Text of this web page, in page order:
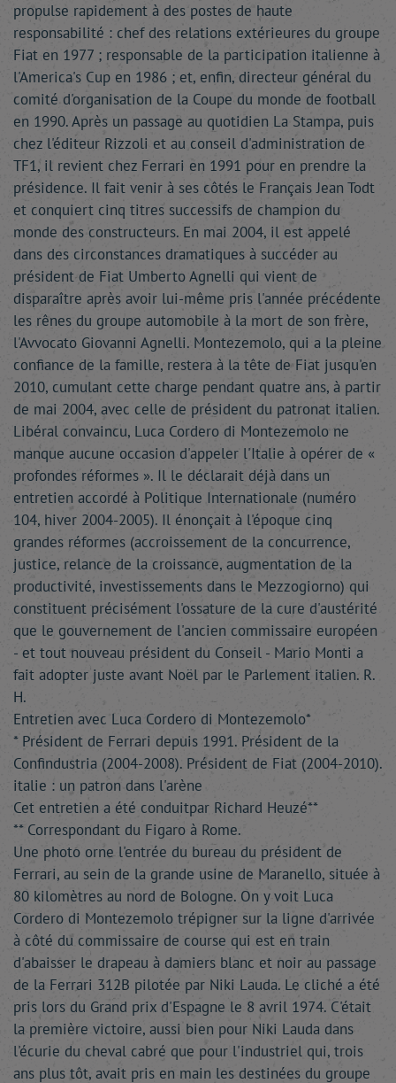
propulse rapidement à des postes de haute
responsabilité : chef des relations extérieures du groupe
Fiat en 1977 ; responsable de la participation italienne à
l'America's Cup en 1986 ; et, enfin, directeur général du
comité d'organisation de la Coupe du monde de football
en 1990. Après un passage au quotidien La Stampa, puis
chez l'éditeur Rizzoli et au conseil d'administration de
TF1, il revient chez Ferrari en 1991 pour en prendre la
présidence. Il fait venir à ses côtés le Français Jean Todt
et conquiert cinq titres successifs de champion du
monde des constructeurs. En mai 2004, il est appelé
dans des circonstances dramatiques à succéder au
président de Fiat Umberto Agnelli qui vient de
disparaître après avoir lui-même pris l'année précédente
les rênes du groupe automobile à la mort de son frère,
l'Avvocato Giovanni Agnelli. Montezemolo, qui a la pleine
confiance de la famille, restera à la tête de Fiat jusqu'en
2010, cumulant cette charge pendant quatre ans, à partir
de mai 2004, avec celle de président du patronat italien.
Libéral convaincu, Luca Cordero di Montezemolo ne
manque aucune occasion d'appeler l'Italie à opérer de «
profondes réformes ». Il le déclarait déjà dans un
entretien accordé à Politique Internationale (numéro
104, hiver 2004-2005). Il énonçait à l'époque cinq
grandes réformes (accroissement de la concurrence,
justice, relance de la croissance, augmentation de la
productivité, investissements dans le Mezzogiorno) qui
constituent précisément l'ossature de la cure d'austérité
que le gouvernement de l'ancien commissaire européen
- et tout nouveau président du Conseil - Mario Monti a
fait adopter juste avant Noël par le Parlement italien. R.
H.
Entretien avec Luca Cordero di Montezemolo*
* Président de Ferrari depuis 1991. Président de la
Confindustria (2004-2008). Président de Fiat (2004-2010).
italie : un patron dans l'arène
Cet entretien a été conduitpar Richard Heuzé**
** Correspondant du Figaro à Rome.
Une photo orne l'entrée du bureau du président de
Ferrari, au sein de la grande usine de Maranello, située à
80 kilomètres au nord de Bologne. On y voit Luca
Cordero di Montezemolo trépigner sur la ligne d'arrivée
à côté du commissaire de course qui est en train
d'abaisser le drapeau à damiers blanc et noir au passage
de la Ferrari 312B pilotée par Niki Lauda. Le cliché a été
pris lors du Grand prix d'Espagne le 8 avril 1974. C'était
la première victoire, aussi bien pour Niki Lauda dans
l'écurie du cheval cabré que pour l'industriel qui, trois
ans plus tôt, avait pris en main les destinées du groupe